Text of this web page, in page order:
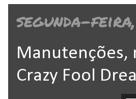
segunda-
Manutenções,
Crazy Fool